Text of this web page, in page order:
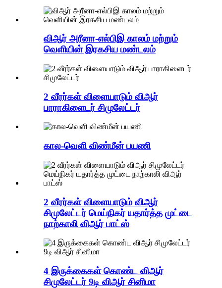
விஆர் அரீனா-எல்பிஇ காலம் மற்றும்
வெளியின் இரகசிய மண்டலம்
2 வீரர்கள் விளையாடும் விஆர்
பாராகிளைடர் சிமுலேட்டர்
கால-வெளி விண்மீன் பயணி
2 வீரர்கள் விளையாடும் விஆர்
சிமுலேட்டர் மெய்நிகர் யதார்த்த முட்டை
நாற்காலி விஆர் பாட்ஸ்
4 இருக்கைகள் கொண்ட விஆர்
சிமுலேட்டர் 9டி விஆர் சினிமா